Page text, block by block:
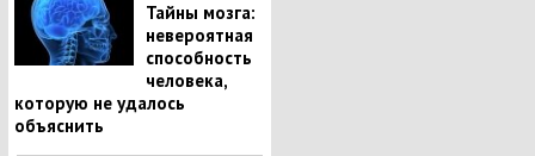
Тайны мозга:
невероятная
способность
человека,
которую не удалось
объяснить